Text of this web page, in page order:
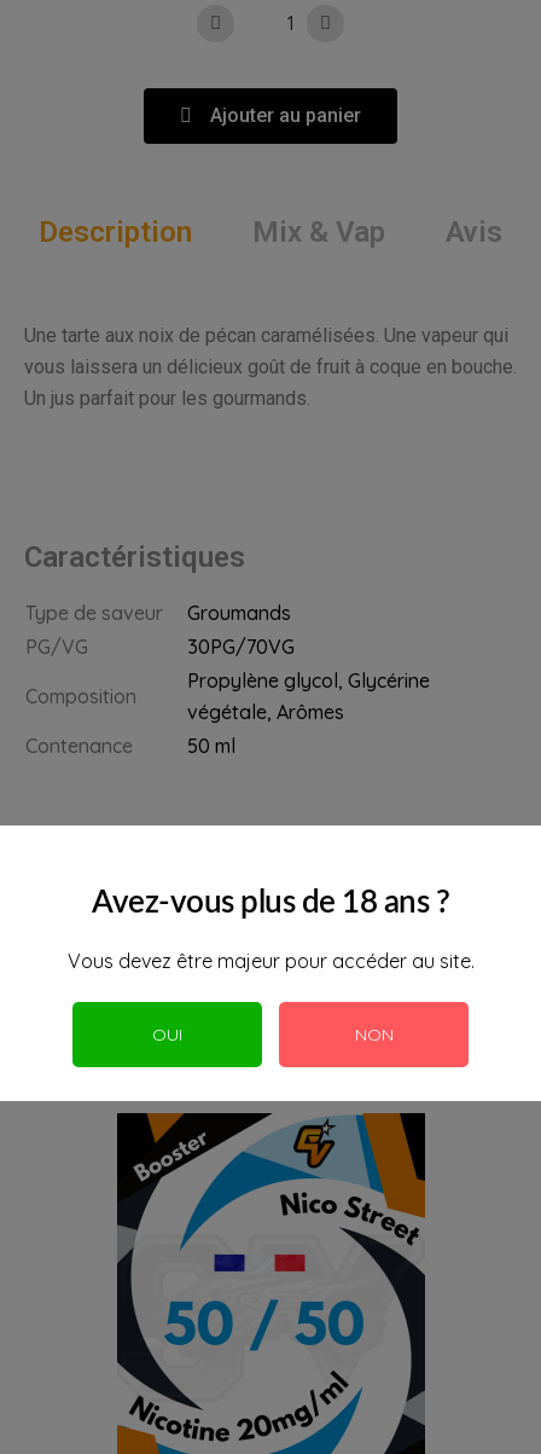
Avez-vous plus de 18 ans ?
Vous devez être majeur pour accéder au site.
OUI NON
Ajouter au panier
Description Mix & Vap Avis
Une tarte aux noix de pécan caramélisées. Une vapeur qui
vous laissera un délicieux goût de fruit à coque en bouche.
Un jus parfait pour les gourmands.
Caractéristiques
Type de saveur
Groumands
PG/VG
30PG/70VG
Composition
Propylène glycol, Glycérine
végétale, Arômes
Contenance
50 ml
Ajoutez vos boosters de nicotine